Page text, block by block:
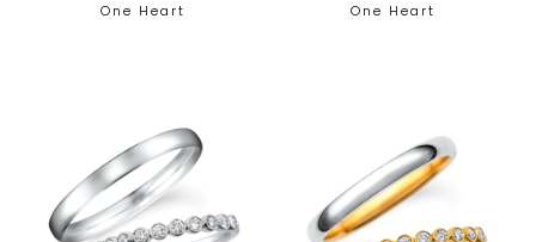
One Heart One Heart